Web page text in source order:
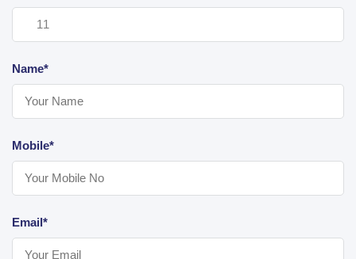
Name*
Mobile*
Email*